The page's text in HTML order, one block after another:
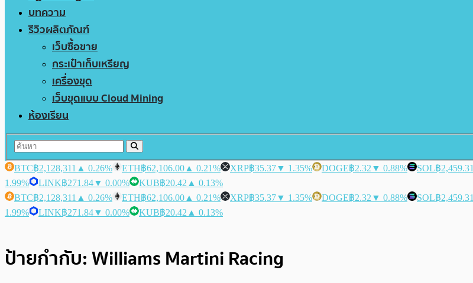
บทความ
รีวิวผลิตภัณฑ์
เว็บซื้อขาย
กระเป๋าเก็บเหรียญ
เครื่องขุด
เว็บขุดแบบ Cloud Mining
ห้องเรียน
BTC฿2,128,311 ▲ 0.26% ETH฿62,106.00 ▲ 0.21% XRP฿35.37▼ 1.35% DOGE฿2.32 ▼ 0.88% SOL฿2,459.31
1.99%
LINK฿271.84▼ 0.00% KUB฿20.42 ▲ 0.13%
BTC฿2,128,311 ▲ 0.26% ETH฿62,106.00 ▲ 0.21% XRP฿35.37▼ 1.35% DOGE฿2.32 ▼ 0.88% SOL฿2,459.31
1.99%
LINK฿271.84▼ 0.00% KUB฿20.42 ▲ 0.13%
ป้ายกำกับ:Williams Martini Racing